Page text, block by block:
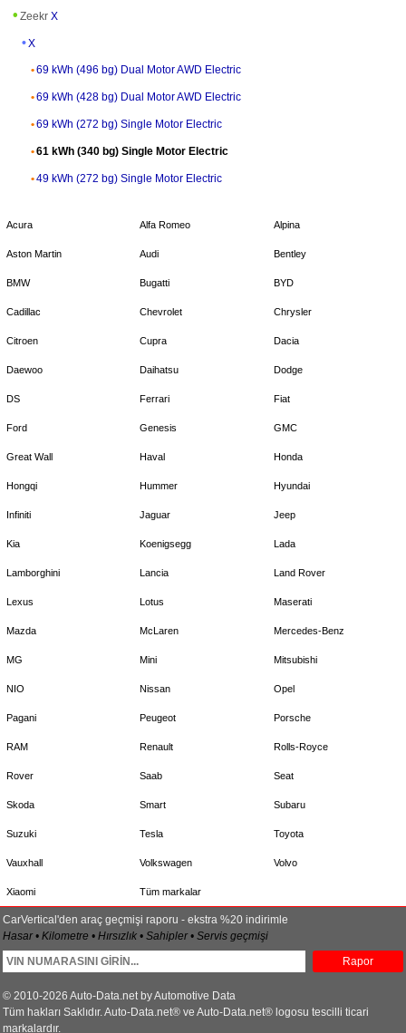
Zeekr X
X
69 kWh (496 bg) Dual Motor AWD Electric
69 kWh (428 bg) Dual Motor AWD Electric
69 kWh (272 bg) Single Motor Electric
61 kWh (340 bg) Single Motor Electric
49 kWh (272 bg) Single Motor Electric
Acura Alfa Romeo Alpina
Aston Martin Audi Bentley
BMW Bugatti BYD
Cadillac Chevrolet Chrysler
Citroen Cupra Dacia
Daewoo Daihatsu Dodge
DS Ferrari Fiat
Ford Genesis GMC
Great Wall Haval Honda
Hongqi Hummer Hyundai
Infiniti Jaguar Jeep
Kia Koenigsegg Lada
Lamborghini Lancia Land Rover
Lexus Lotus Maserati
Mazda McLaren Mercedes-Benz
MG Mini Mitsubishi
NIO Nissan Opel
Pagani Peugeot Porsche
RAM Renault Rolls-Royce
Rover Saab Seat
Skoda Smart Subaru
Suzuki Tesla Toyota
Vauxhall Volkswagen Volvo
Xiaomi Tüm markalar
CarVertical'den araç geçmişi raporu - ekstra %20 indirimle
Hasar • Kilometre • Hırsızlık • Sahipler • Servis geçmişi
Rapor
© 2010-2026 Auto-Data.net by Automotive Data
Tüm hakları Saklıdır. Auto-Data.net® ve Auto-Data.net® logosu tescilli ticari
markalardır.